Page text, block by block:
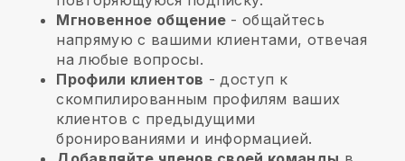
Мгновенное общение - общайтесь
напрямую с вашими клиентами, отвечая
на любые вопросы.
Профили клиентов - доступ к
скомпилированным профилям ваших
клиентов с предыдущими
бронированиями и информацией.